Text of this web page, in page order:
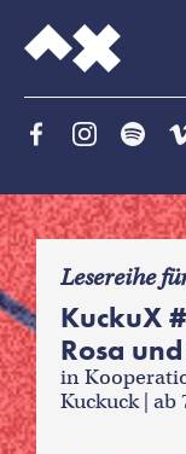
f
Lesereihe
KuckuX
Rosa
in
Kuckuck | ab